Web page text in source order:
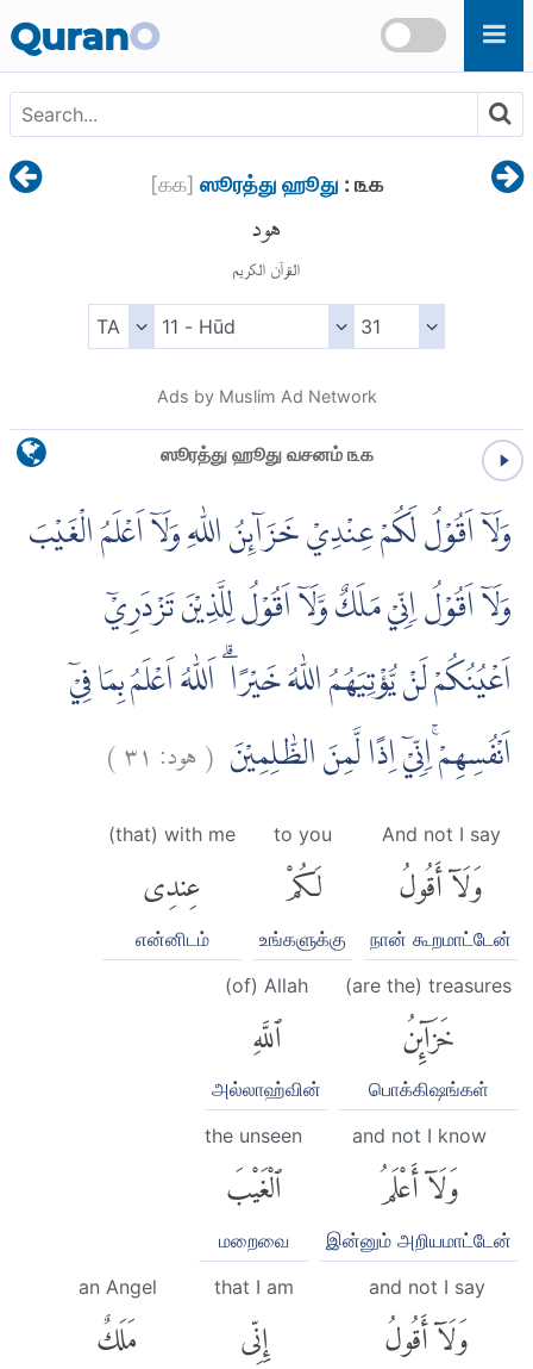
QuranO
[௧௧] ஸூரத்து ஹூது : ௩௧
هود
القرآن الكريم
Ads by Muslim Ad Network
ஸூரத்து ஹூது வசனம் ௩௧
وَلَآ اَقُوْلُ لَكُمْ عِنْدِيْ خَزَاۤىِٕنُ اللّٰهِ وَلَآ اَعْلَمُ الْغَيْبَ
وَلَآ اَقُوْلُ اِنِّيْ مَلَكٌ وَّلَآ اَقُوْلُ لِلَّذِيْنَ تَزْدَرِيْٓ
اَعْيُنُكُمْ لَنْ يُّؤْتِيَهُمُ اللّٰهُ خَيْرًا ۗ اَللّٰهُ اَعْلَمُ بِمَا فِيْٓ
اَنْفُسِهِمْ ۚاِنِّيْٓ اِذًا لَّمِنَ الظّٰلِمِيْنَ (هود: ٣١)
And not I say
وَلَآ أَقُولُ
நான் கூறமாட்டேன்
to you
لَكُمْ
உங்களுக்கு
(that) with me
عِندِى
என்னிடம்
(are the) treasures
خَزَآئِنُ
பொக்கிஷங்கள்
(of) Allah
ٱللَّهِ
அல்லாஹ்வின்
and not I know
وَلَآ أَعْلَمُ
இன்னும் அறியமாட்டேன்
the unseen
ٱلْغَيْبَ
மறைவை
and not I say
وَلَآ أَقُولُ
that I am
إِنِّى
an Angel
مَلَكٌ